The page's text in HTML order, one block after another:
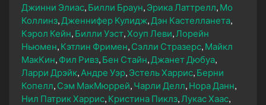
Джинни Элиас Билли Браун Эрика Латтрелл Мо
Коллинз Дженнифер Кулидж Дэн Кастелланета
Кэрол Кейн Билли Уэст Хоуп Леви Лорейн
Ньюмен Кэтлин Фримен Сэлли Стразерс Майкл
МакКин Фил Ривз Бен Стайн Джанет Дюбуа
Ларри Дрэйк Андре Уэр Эстель Харрис Берни
Копелл Сэм МакМюррей Чарли Делл Нора Данн
Нил Патрик Харрис Кристина Пиклз Лукас Хаас